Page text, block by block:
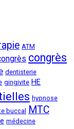
ATM
congrès
dentisterie
gingivite HE
hypnose
buccal MTC
médecine